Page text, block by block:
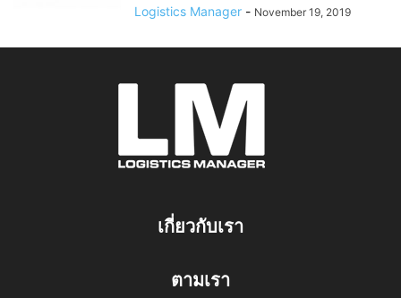
Logistics Manager - November 19, 2019
เกี่ยวกับเรา
ตามเรา